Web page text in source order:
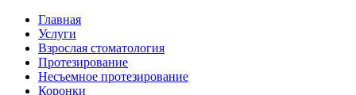
Главная
Услуги
Взрослая стоматология
Протезирование
Несъемное протезирование
Коронки